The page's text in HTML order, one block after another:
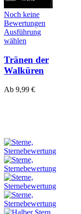
Noch keine
Bewertungen
Ausführung
wählen
Tränen der
Walküren
Ab 9,99 €